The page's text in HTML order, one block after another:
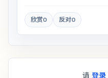
欣赏0 反对0
请 登录